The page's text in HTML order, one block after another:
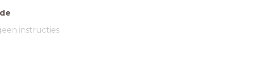
instructies